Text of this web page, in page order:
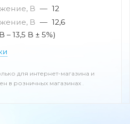
В — 12
В — 12,6
– 13,5 В ± 5%)
для интернет-магазина и
в розничных магазинах .